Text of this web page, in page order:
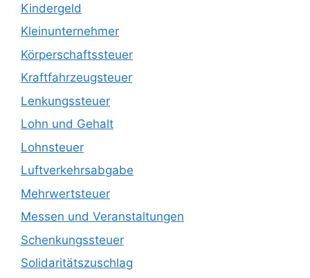
Kindergeld
Kleinunternehmer
Körperschaftssteuer
Kraftfahrzeugsteuer
Lenkungssteuer
Lohn und Gehalt
Lohnsteuer
Luftverkehrsabgabe
Mehrwertsteuer
Messen und Veranstaltungen
Schenkungssteuer
Solidaritätszuschlag